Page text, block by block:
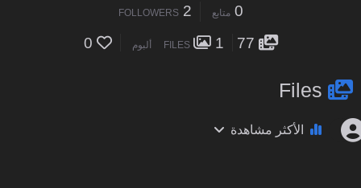
0 متابع 2
FOLLOWERS
77
FILES 1 ألبوم 0
Files
الأكثر مشاهدة